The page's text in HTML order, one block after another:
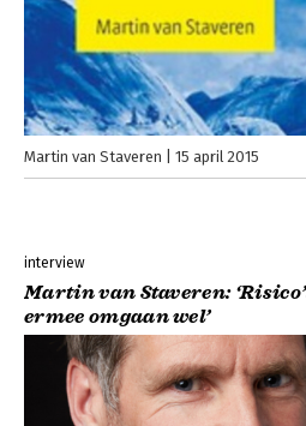
Martin van Staveren 15 april 2015
interview
Martin van Staveren:
ermee omgaan wel’